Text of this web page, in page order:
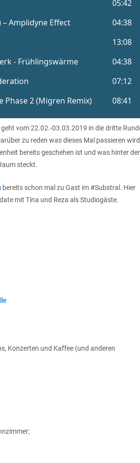
geht vom 22.02.-03.03.2019 in die dritte
zu reden was dieses Mal passieren
bereits geschehen ist und was hinter
steckt.
bereits schon mal zu Gast im #Substral. Hier
mit Tina und Reza als Studiogäste.
Konzerten und Kaffee (und anderen